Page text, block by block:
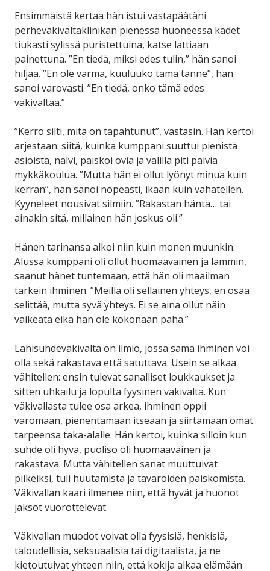
Ensimmäistä kertaa hän istui vastapäätäni
perheväkivaltaklinikan pienessä huoneessa kädet
tiukasti sylissä puristettuina, katse lattiaan
painettuna. ”En tiedä, miksi edes tulin,” hän sanoi
hiljaa. ”En ole varma, kuuluuko tämä tänne”, hän
sanoi varovasti. ”En tiedä, onko tämä edes
väkivaltaa.”
”Kerro silti, mitä on tapahtunut”, vastasin. Hän kertoi
arjestaan: siitä, kuinka kumppani suuttui pienistä
asioista, nälvi, paiskoi ovia ja välillä piti päiviä
mykkäkoulua. ”Mutta hän ei ollut lyönyt minua kuin
kerran”, hän sanoi nopeasti, ikään kuin vähätellen.
Kyyneleet nousivat silmiin. ”Rakastan häntä… tai
ainakin sitä, millainen hän joskus oli.”
Hänen tarinansa alkoi niin kuin monen muunkin.
Alussa kumppani oli ollut huomaavainen ja lämmin,
saanut hänet tuntemaan, että hän oli maailman
tärkein ihminen. ”Meillä oli sellainen yhteys, en osaa
selittää, mutta syvä yhteys. Ei se aina ollut näin
vaikeata eikä hän ole kokonaan paha.”
Lähisuhdeväkivalta on ilmiö, jossa sama ihminen voi
olla sekä rakastava että satuttava. Usein se alkaa
vähitellen: ensin tulevat sanalliset loukkaukset ja
sitten uhkailu ja lopulta fyysinen väkivalta. Kun
väkivallasta tulee osa arkea, ihminen oppii
varomaan, pienentämään itseään ja siirtämään omat
tarpeensa taka-alalle. Hän kertoi, kuinka silloin kun
suhde oli hyvä, puoliso oli huomaavainen ja
rakastava. Mutta vähitellen sanat muuttuivat
piikeiksi, tuli huutamista ja tavaroiden paiskomista.
Väkivallan kaari ilmenee niin, että hyvät ja huonot
jaksot vuorottelevat.
Väkivallan muodot voivat olla fyysisiä, henkisiä,
taloudellisia, seksuaalisia tai digitaalista, ja ne
kietoutuivat yhteen niin, että kokija alkaa elämään